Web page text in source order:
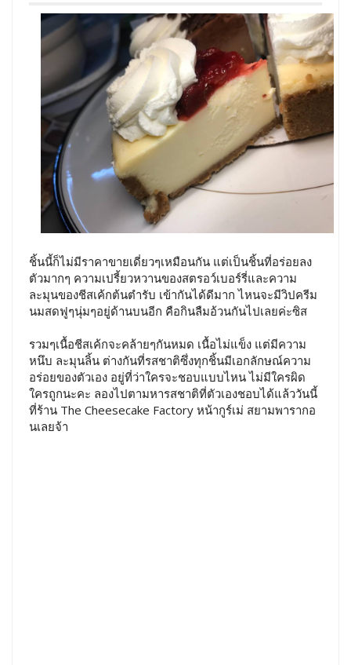
ชิ้นนี้ก็ไม่มีราคาขายเดี่ยวๆเหมือนกัน แต่เป็นชิ้นที่อร่อยลง
ตัวมากๆ ความเปรี้ยวหวานของสตรอว์เบอร์รี่และความ
ละมุนของชีสเค้กต้นตำรับ เข้ากันได้ดีมาก ไหนจะมีวิปครีม
นมสดฟูๆนุ่มๆอยู่ด้านบนอีก คือกินลืมอ้วนกันไปเลยค่ะซิส
รวมๆเนื้อชีสเค้กจะคล้ายๆกันหมด เนื้อไม่แข็ง แต่มีความ
หนึบ ละมุนลิ้น ต่างกันที่รสชาติซึ่งทุกชิ้นมีเอกลักษณ์ความ
อร่อยของตัวเอง อยู่ที่ว่าใครจะชอบแบบไหน ไม่มีใครผิด
ใครถูกนะคะ ลองไปตามหารสชาติที่ตัวเองชอบได้แล้ววันนี้
ที่ร้าน The Cheesecake Factory หน้ากูร์เม่ สยามพารากอ
นเลยจ้า